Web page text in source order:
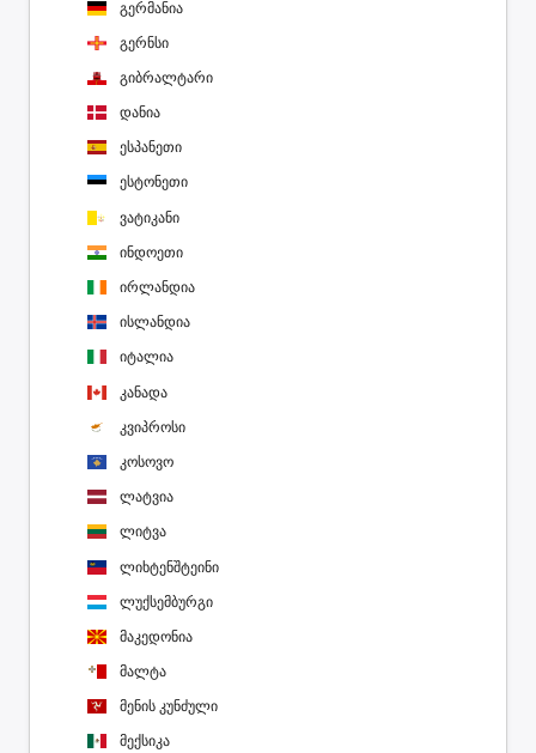
გერმანია
გერნსი
გიბრალტარი
დანია
ესპანეთი
ესტონეთი
ვატიკანი
ინდოეთი
ირლანდია
ისლანდია
იტალია
კანადა
კვიპროსი
კოსოვო
ლატვია
ლიტვა
ლიხტენშტეინი
ლუქსემბურგი
მაკედონია
მალტა
მენის კუნძული
მექსიკა